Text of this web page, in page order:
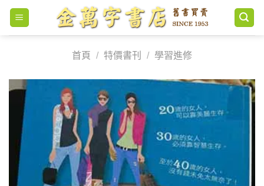
Skip
content
首頁
/ 特價書刊 / 學習進修